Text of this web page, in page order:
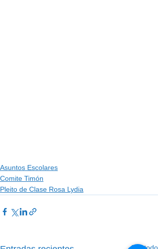
Asuntos Escolares
Comite Timón
Pleito de Clase Rosa Lydia